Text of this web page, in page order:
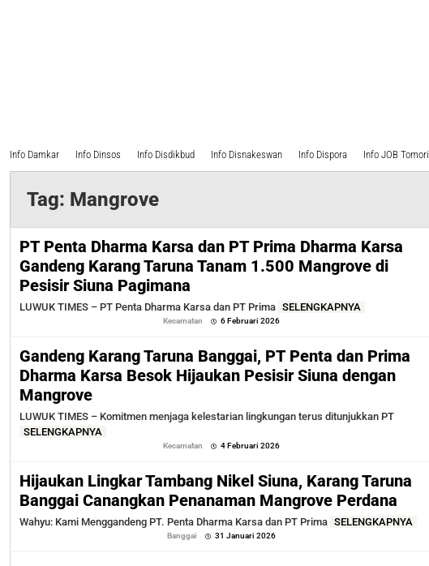
Info Damkar Info Dinsos Info Disdikbud Info Disnakeswan Info Dispora Info JOB Tomori
Tag: Mangrove
PT Penta Dharma Karsa dan PT Prima Dharma Karsa
Gandeng Karang Taruna Tanam 1.500 Mangrove di
Pesisir Siuna Pagimana
LUWUK TIMES – PT Penta Dharma Karsa dan PT Prima SELENGKAPNYA
Kecamatan 6 Februari 2026
Gandeng Karang Taruna Banggai, PT Penta dan Prima
Dharma Karsa Besok Hijaukan Pesisir Siuna dengan
Mangrove
LUWUK TIMES – Komitmen menjaga kelestarian lingkungan terus ditunjukkan PT
SELENGKAPNYA
Kecamatan 4 Februari 2026
Hijaukan Lingkar Tambang Nikel Siuna, Karang Taruna
Banggai Canangkan Penanaman Mangrove Perdana
Wahyu: Kami Menggandeng PT. Penta Dharma Karsa dan PT Prima SELENGKAPNYA
Banggai 31 Januari 2026